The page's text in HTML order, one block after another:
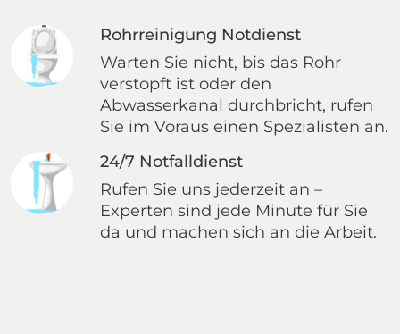
Rohrreinigung Notdienst
Warten Sie nicht, bis das Rohr
verstopft ist oder den
Abwasserkanal durchbricht, rufen
Sie im Voraus einen Spezialisten an.
24/7 Notfalldienst
Rufen Sie uns jederzeit an –
Experten sind jede Minute für Sie
da und machen sich an die Arbeit.